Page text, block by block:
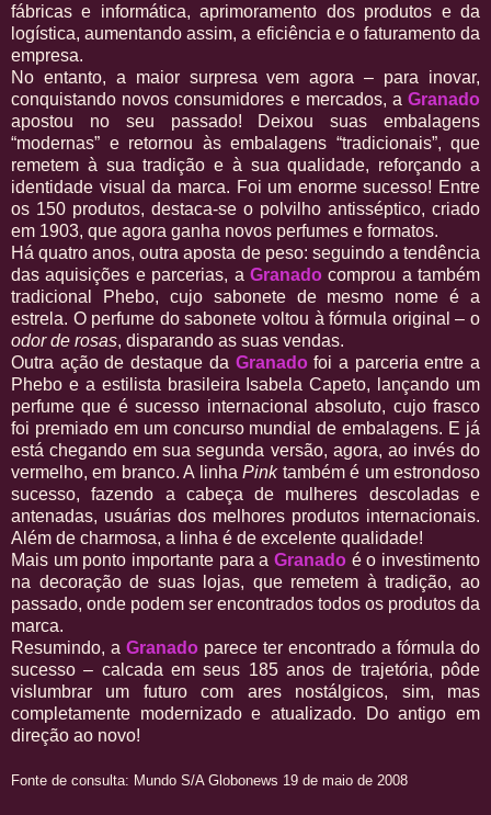
fábricas e informática, aprimoramento dos produtos e da
logística, aumentando assim, a eficiência e o faturamento da
empresa.
No entanto, a maior surpresa vem agora – para inovar,
conquistando novos consumidores e mercados, a Granado
apostou no seu passado! Deixou suas embalagens
“modernas” e retornou às embalagens “tradicionais”, que
remetem à sua tradição e à sua qualidade, reforçando a
identidade visual da marca. Foi um enorme sucesso! Entre
os 150 produtos, destaca-se o polvilho antisséptico, criado
em 1903, que agora ganha novos perfumes e formatos.
Há quatro anos, outra aposta de peso: seguindo a tendência
das aquisições e parcerias, a Granado comprou a também
tradicional Phebo, cujo sabonete de mesmo nome é a
estrela. O perfume do sabonete voltou à fórmula original – o
odor de rosas, disparando as suas vendas.
Outra ação de destaque da Granado foi a parceria entre a
Phebo e a estilista brasileira Isabela Capeto, lançando um
perfume que é sucesso internacional absoluto, cujo frasco
foi premiado em um concurso mundial de embalagens. E já
está chegando em sua segunda versão, agora, ao invés do
vermelho, em branco. A linhaPinktambém é um estrondoso
sucesso, fazendo a cabeça de mulheres descoladas e
antenadas, usuárias dos melhores produtos internacionais.
Além de charmosa, a linha é de excelente qualidade!
Mais um ponto importante para a Granado é o investimento
na decoração de suas lojas, que remetem à tradição, ao
passado, onde podem ser encontrados todos os produtos da
marca.
Resumindo, a Granado parece ter encontrado a fórmula do
sucesso – calcada em seus 185 anos de trajetória, pôde
vislumbrar um futuro com ares nostálgicos, sim, mas
completamente modernizado e atualizado. Do antigo em
direção ao novo!
Fonte de consulta: Mundo S/A Globonews 19 de maio de 2008